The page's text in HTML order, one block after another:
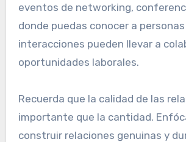
eventos de networking,
donde puedas conocer a
interacciones pueden llevar a
oportunidades laborales.
Recuerda que la calidad de las
importante que la cantidad.
construir relaciones genuinas y